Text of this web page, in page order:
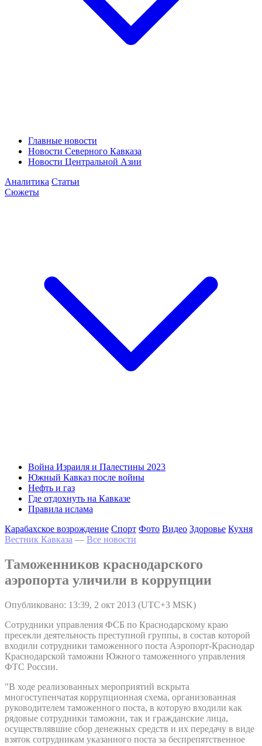
Главные новости
Новости Северного Кавказа
Новости Центральной Азии
Аналитика Статьи
Сюжеты
Война Израиля и Палестины 2023
Южный Кавказ после войны
Нефть и газ
Где отдохнуть на Кавказе
Правила ислама
Карабахское возрождение Спорт Фото Видео Здоровье Кухня
Вестник Кавказа — Все новости
Таможенников краснодарского
аэропорта уличили в коррупции
Опубликовано: 13:39, 2 окт 2013 (UTC+3 MSK)
Сотрудники управления ФСБ по Краснодарскому краю
пресекли деятельность преступной группы, в состав которой
входили сотрудники таможенного поста Аэропорт-Краснодар
Краснодарской таможни Южного таможенного управления
ФТС России.
"В ходе реализованных мероприятий вскрыта
многоступенчатая коррупционная схема, организованная
руководителем таможенного поста, в которую входили как
рядовые сотрудники таможни, так и гражданские лица,
осуществлявшие сбор денежных средств и их передачу в виде
взяток сотрудникам указанного поста за беспрепятственное